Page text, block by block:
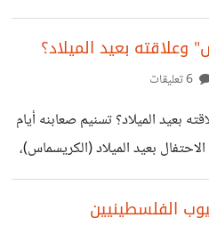
اللذيذة، وتتسابق الفنادق
لزبائنها، كما يحتفل المواطنون
من الوجبات، في ظل أجواء
اللذيذة لدى شعوب العالم.
يتم تقديمها في الجنوب
والتي
بعيد الميلاد؟
بعيد الميلاد؟ تسنيم صعابنه أيام
بعيد الميلاد (الكريسماس)،
المسيح، والذي يعد ثاني أهم
الشهير، يبدأ من ليلة
الفلسطينيين